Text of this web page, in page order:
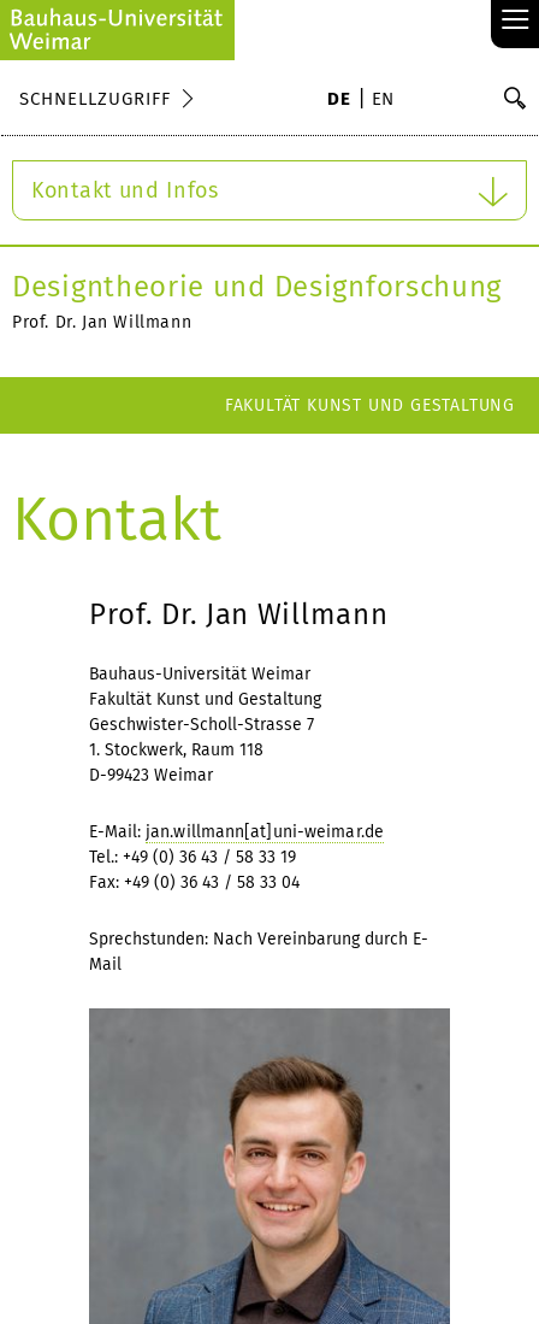
≡
SCHNELLZUGRIFF DE EN
Kontakt und Infos
Designtheorie und Designforschung
Prof. Dr. Jan Willmann
FAKULTÄT KUNST UND GESTALTUNG
Kontakt
Prof. Dr. Jan Willmann
Bauhaus-Universität Weimar
Fakultät Kunst und Gestaltung
Geschwister-Scholl-Strasse 7
1. Stockwerk, Raum 118
D-99423 Weimar
E-Mail: jan.willmann[at]uni-weimar.de
Tel.: +49 (0) 36 43 / 58 33 19
Fax: +49 (0) 36 43 / 58 33 04
Sprechstunden: Nach Vereinbarung durch E-
Mail